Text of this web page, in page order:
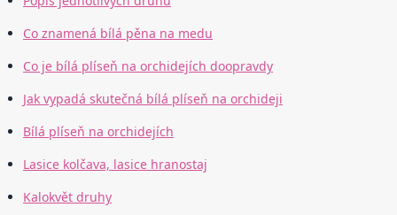
Co znamená bílá pěna na medu
Co je bílá plíseň na orchidejích doopravdy
Jak vypadá skutečná bílá plíseň na orchideji
Bílá plíseň na orchidejích
Lasice kolčava, lasice hranostaj
Kalokvět druhy